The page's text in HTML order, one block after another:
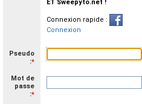
ET Sweepyto.net !
Connexion rapide :
Connexion
Pseudo
:*
Mot de
passe
:*